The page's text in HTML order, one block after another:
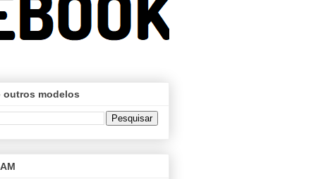
outros modelos